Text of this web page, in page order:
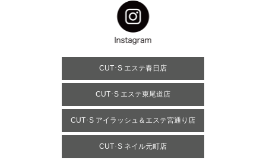
CUT･S エステ春日店
CUT･S エステ東尾道店
CUT･S アイラッシュ＆エステ宮通り店
CUT･S ネイル元町店